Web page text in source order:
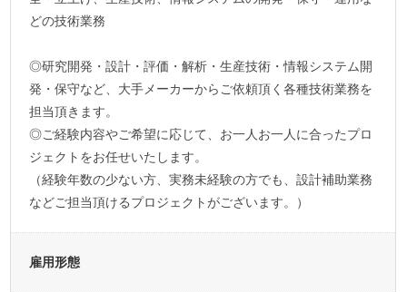
どの技術業務
◎研究開発・設計・評価・解析・生産技術・情報システム開
発・保守など、大手メーカーからご依頼頂く各種技術業務を
担当頂きます。
◎ご経験内容やご希望に応じて、お一人お一人に合ったプロ
ジェクトをお任せいたします。
（経験年数の少ない方、実務未経験の方でも、設計補助業務
などご担当頂けるプロジェクトがございます。）
雇用形態